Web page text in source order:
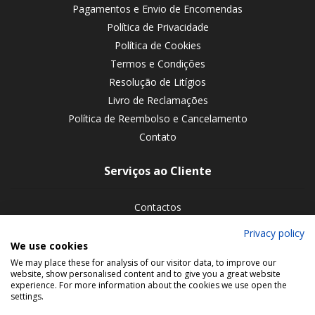
Pagamentos e Envio de Encomendas
Política de Privacidade
Política de Cookies
Termos e Condições
Resolução de Litígios
Livro de Reclamações
Política de Reembolso e Cancelamento
Contato
Serviços ao Cliente
Contactos
Siga-nos nas redes sociais
Privacy policy
We use cookies
We may place these for analysis of our visitor data, to improve our
website, show personalised content and to give you a great website
experience. For more information about the cookies we use open the
settings.